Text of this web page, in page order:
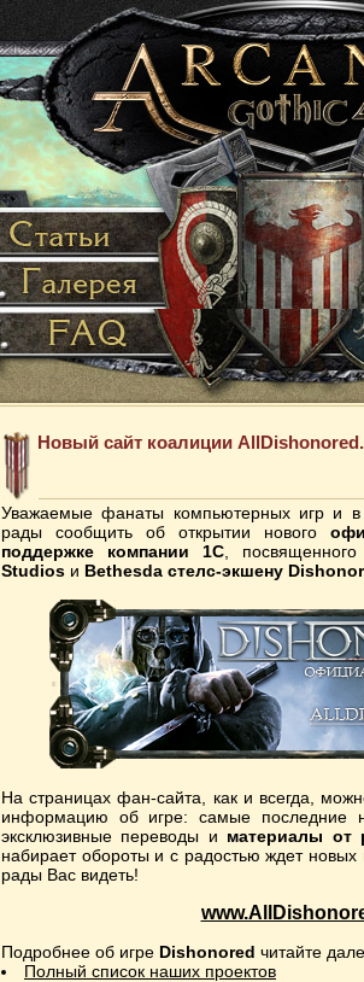
Новый сайт коалиции
Уважаемые фанаты компьютерных игр и
рады сообщить об открытии нового
поддержке компании 1С ,
Studios и Bethesda стелс-экшену
На страницах фан-сайта, как и всегда,
информацию об игре: самые последние
эксклюзивные переводы и материалы от
набирает обороты и с радостью ждет новых
рады Вас видеть!
Подробнее об игре Dishonored читайте
Полный список наших проектов